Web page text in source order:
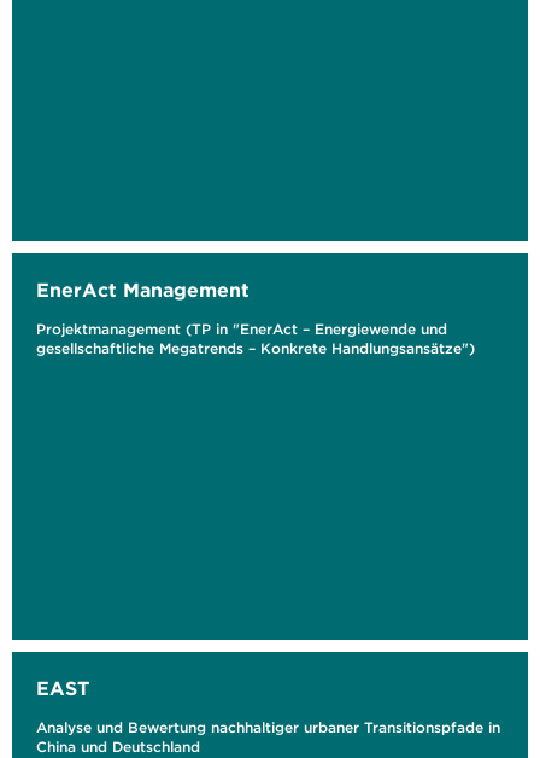
EnerAct Management
Projektmanagement (TP in "EnerAct – Energiewende und
gesellschaftliche Megatrends – Konkrete Handlungsansätze")
EAST
Analyse und Bewertung nachhaltiger urbaner Transitionspfade in
China und Deutschland